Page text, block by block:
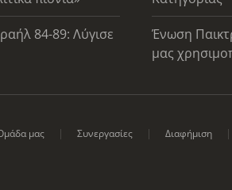
84-89: Λύγισε
Ένωση
μας
μας Συνεργασίες Διαφήμιση